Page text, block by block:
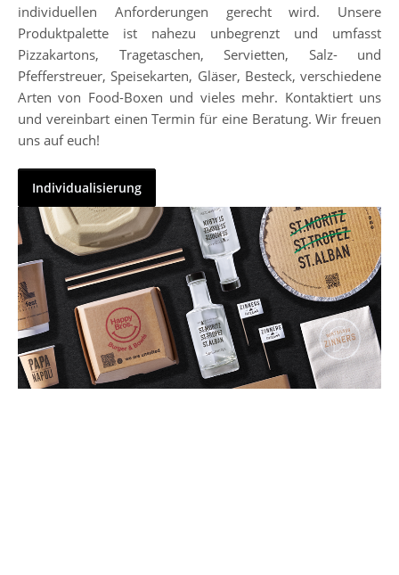
individuellen Anforderungen gerecht wird. Unsere
Produktpalette ist nahezu unbegrenzt und umfasst
Pizzakartons, Tragetaschen, Servietten, Salz- und
Pfefferstreuer, Speisekarten, Gläser, Besteck, verschiedene
Arten von Food-Boxen und vieles mehr. Kontaktiert uns
und vereinbart einen Termin für eine Beratung. Wir freuen
uns auf euch!
Individualisierung